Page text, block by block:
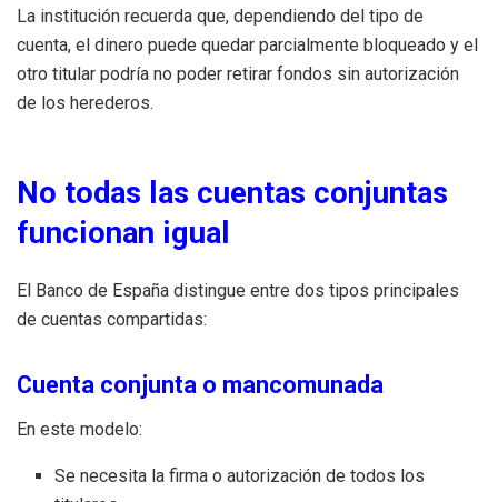
La institución recuerda que, dependiendo del tipo de
cuenta, el dinero puede quedar parcialmente bloqueado y el
otro titular podría no poder retirar fondos sin autorización
de los herederos.
No todas las cuentas conjuntas
funcionan igual
El Banco de España distingue entre dos tipos principales
de cuentas compartidas:
Cuenta conjunta o mancomunada
En este modelo:
Se necesita la firma o autorización de todos los